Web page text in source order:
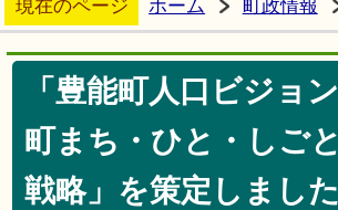
現在のページ ホーム 町政情報
「豊能町人口ビジョ
町まち・ひと・しご
戦略」を策定しました